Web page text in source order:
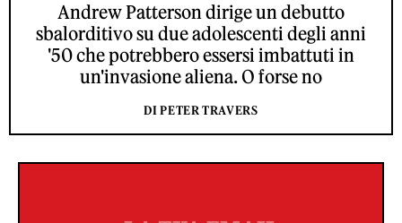
Andrew Patterson dirige un debutto
sbalorditivo su due adolescenti degli anni
'50 che potrebbero essersi imbattuti in
un'invasione aliena. O forse no
DI PETER TRAVERS